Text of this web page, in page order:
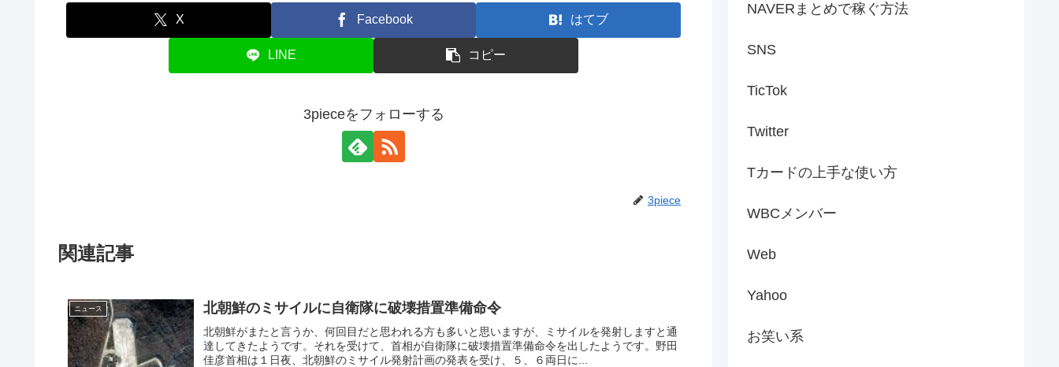
X Facebook はてブ
LINE コピー
3pieceをフォローする
3piece
関連記事
ニュース 北朝鮮のミサイルに自衛隊に破壊措置準備命令
北朝鮮がまたと言うか、何回目だと思われる方も多いと思いますが、ミサイルを発射しますと通
達してきたようです。それを受けて、首相が自衛隊に破壊措置準備命令を出したようです。野田
佳彦首相は１日夜、北朝鮮のミサイル発射計画の発表を受け、５、６両日に...
NAVERまとめで稼ぐ方法
SNS
TicTok
Twitter
Tカードの上手な使い方
WBCメンバー
Web
Yahoo
お笑い系